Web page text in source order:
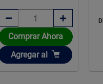
$405.91
Disponible sobre pedido
Agotado